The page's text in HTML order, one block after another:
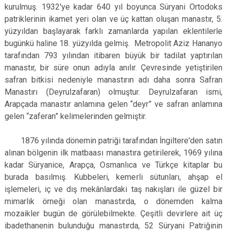
kurulmuş. 1932'ye kadar 640 yıl boyunca Süryani Ortodoks
patriklerinin ikamet yeri olan ve üç kattan oluşan manastır, 5.
yüzyıldan başlayarak farklı zamanlarda yapılan eklentilerle
bugünkü haline 18. yüzyılda gelmiş. Metropolit Aziz Hananyo
tarafından 793 yılından itibaren büyük bir tadilat yaptırılan
manastır, bir süre onun adıyla anılır. Çevresinde yetiştirilen
safran bitkisi nedeniyle manastırın adı daha sonra Safran
Manastırı (Deyrulzafaran) olmuştur. Deyrulzafaran ismi,
Arapçada manastır anlamına gelen “deyr” ve safran anlamına
gelen “zaferan” kelimelerinden gelmiştir.
1876 yılında dönemin patriği tarafından İngiltere'den satın
alınan bölgenin ilk matbaası manastıra getirilerek, 1969 yılına
kadar Süryanice, Arapça, Osmanlıca ve Türkçe kitaplar bu
burada basılmış. Kubbeleri, kemerli sütunları, ahşap el
işlemeleri, iç ve dış mekânlardaki taş nakışları ile güzel bir
mimarlık örneği olan manastırda, o dönemden kalma
mozaikler bugün de görülebilmekte. Çeşitli devirlere ait üç
ibadethanenin bulunduğu manastırda, 52 Süryani Patriğinin